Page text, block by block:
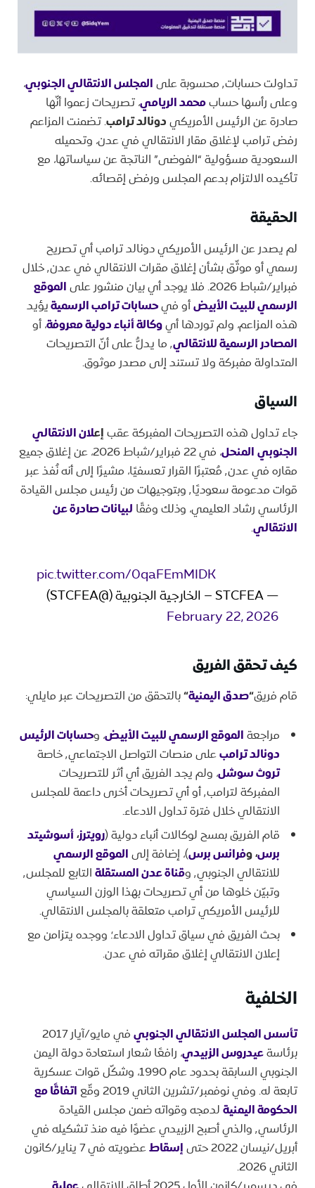
تداولت حسابات٬ محسوبة على المجلس الانتقالي الجنوبي،
وعلى رأسها حسابمحمد الريامي، تصريحات زعموا أنّها
صادرة عن الرئيس الأمريكيدونالد ترامب. تضمنت المزاعم
رفض ترامب لإغلاق مقار الانتقالي في عدن، وتحميله
السعودية مسؤولية “الفوضى” الناتجة عن سياساتها، مع
تأكيده الالتزام بدعم المجلس ورفض إقصائه.
الحقيقة
لم يصدر عن الرئيس الأمريكي دونالد ترامب أي تصريح
رسمي أو موثّق بشأن إغلاق مقرات الانتقالي في عدن٬ خلال
فبراير/شباط 2026. فلا يوجد أي بيان منشور على
الموقع
الرسمي للبيت الأبيضأو فيحسابات ترامب الرسميةيؤيد
هذه المزاعم، ولم توردها أيوكالة أنباء دولية معروفة، أو
المصادر الرسمية للانتقالي ٬ ما يدلُّ على أنّ التصريحات
المتداولة مفبركة ولا تستند إلى مصدر موثوق.
السياق
جاء تداول هذه التصريحات المفبركة عقبإعلان الانتقالي
الجنوبيالمنحل
، في 22 فبراير/شباط 2026، عن إغلاق جميع
مقاره في عدن٬ مُعتبرًا القرار تعسفيًا، مشيرًا إلى أنه نُفذ عبر
قوات مدعومة سعوديًا٬ وبتوجيهات من رئيس مجلس القيادة
الرئاسي رشاد العليمي، وذلك وفقًا لبيانات صادرة عن
الانتقالي.
pic.twitter.com/0qaFEmMIDK
— STCFEA – الخارجية الجنوبية (@STCFEA)
February 22, 2026
كيف تحقق الفريق
قام فريق“صدق اليمنية“بالتحقق من التصريحات عبر مايلي:
مراجعةالموقع الرسمي للبيت الأبيض، وحسابات الرئيس
دونالد ترامبعلى منصات التواصل الاجتماعي٬ خاصة
تروث سوشل، ولم يجد الفريق أي أثر للتصريحات
المفبركة لترامب٬ أو أي تصريحات أخرى داعمة للمجلس
الانتقالي خلال فترة تداول الادعاء.
قام الفريق بمسح لوكالات أنباء دولية (رويترز،أسوشيتد
برس، وفرانس برس)، إضافة إلىالموقع الرسمي
للانتقالي الجنوبي٬ و قناة عدن المستقلة
التابع للمجلس٬
وتبيّن خلوها من أي تصريحات بهذا الوزن السياسي
للرئيس الأمريكي ترامب متعلقة بالمجلس الانتقالي.
بحث الفريق في سياق تداول الادعاء؛ ووجده يتزامن مع
إعلان الانتقالي إغلاق مقراته في عدن.
الخلفية
تأسس المجلس الانتقالي الجنوبي
في مايو/آيار 2017
برئاسةعيدروس الزبيدي، رافعًا شعار استعادة دولة اليمن
الجنوبي السابقة بحدود عام 1990، وشكّل قوات عسكرية
تابعة له. وفي نوفمبر/تشرين الثاني 2019 وقّع
اتفاقًا مع
الحكومة اليمنيةلدمجه وقواته ضمن مجلس القيادة
الرئاسي٬ والذي أصبح الزبيدي عضوًا فيه منذ تشكيله في
أبريل/نيسان 2022 حتى
إسقاط
عضويته في 7 يناير/كانون
الثاني 2026.